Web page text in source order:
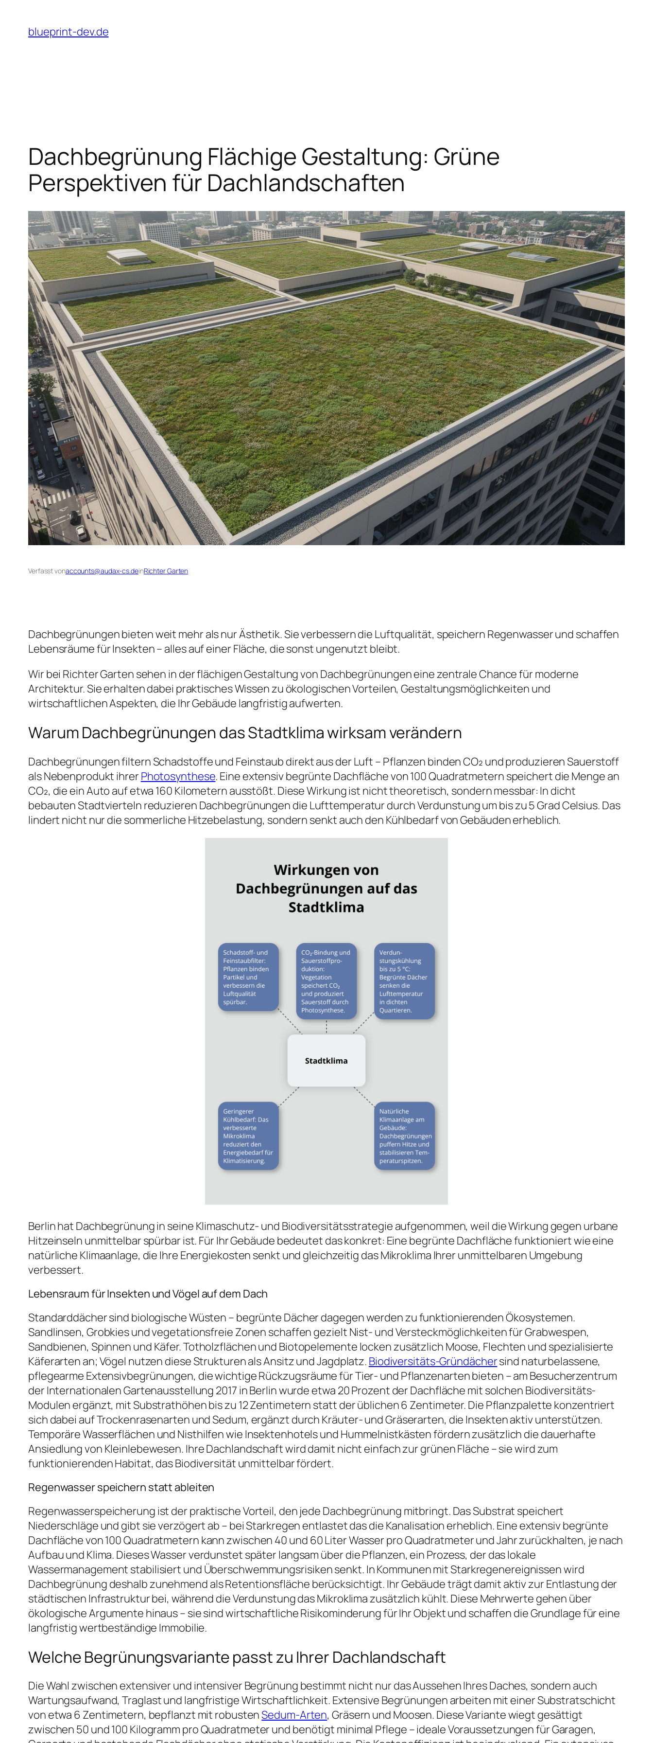
Inhalt
springen
blueprint-dev.de
Dachbegrünung Flächige Gestaltung: Grüne
Perspektiven für Dachlandschaften
Verfasst vonaccounts@audax-cs.deinRichter Garten
Dachbegrünungen bieten weit mehr als nur Ästhetik. Sie verbessern die Luftqualität, speichern Regenwasser und schaffen
Lebensräume für Insekten – alles auf einer Fläche, die sonst ungenutzt bleibt.
Wir bei Richter Garten sehen in der flächigen Gestaltung von Dachbegrünungen eine zentrale Chance für moderne
Architektur. Sie erhalten dabei praktisches Wissen zu ökologischen Vorteilen, Gestaltungsmöglichkeiten und
wirtschaftlichen Aspekten, die Ihr Gebäude langfristig aufwerten.
Warum Dachbegrünungen das Stadtklima wirksam verändern
Dachbegrünungen filtern Schadstoffe und Feinstaub direkt aus der Luft – Pflanzen binden CO₂ und produzieren Sauerstoff
als Nebenprodukt ihrer Photosynthese. Eine extensiv begrünte Dachfläche von 100 Quadratmetern speichert die Menge an
CO₂, die ein Auto auf etwa 160 Kilometern ausstößt. Diese Wirkung ist nicht theoretisch, sondern messbar: In dicht
bebauten Stadtvierteln reduzieren Dachbegrünungen die Lufttemperatur durch Verdunstung um bis zu 5 Grad Celsius. Das
lindert nicht nur die sommerliche Hitzebelastung, sondern senkt auch den Kühlbedarf von Gebäuden erheblich.
Berlin hat Dachbegrünung in seine Klimaschutz- und Biodiversitätsstrategie aufgenommen, weil die Wirkung gegen urbane
Hitzeinseln unmittelbar spürbar ist. Für Ihr Gebäude bedeutet das konkret: Eine begrünte Dachfläche funktioniert wie eine
natürliche Klimaanlage, die Ihre Energiekosten senkt und gleichzeitig das Mikroklima Ihrer unmittelbaren Umgebung
verbessert.
Lebensraum für Insekten und Vögel auf dem Dach
Standarddächer sind biologische Wüsten – begrünte Dächer dagegen werden zu funktionierenden Ökosystemen.
Sandlinsen, Grobkies und vegetationsfreie Zonen schaffen gezielt Nist- und Versteckmöglichkeiten für Grabwespen,
Sandbienen, Spinnen und Käfer. Totholzflächen und Biotopelemente locken zusätzlich Moose, Flechten und spezialisierte
Käferarten an; Vögel nutzen diese Strukturen als Ansitz und Jagdplatz. Biodiversitäts-Gründächersind naturbelassene,
pflegearme Extensivbegrünungen, die wichtige Rückzugsräume für Tier- und Pflanzenarten bieten – am Besucherzentrum
der Internationalen Gartenausstellung 2017 in Berlin wurde etwa 20 Prozent der Dachfläche mit solchen Biodiversitäts-
Modulen ergänzt, mit Substrathöhen bis zu 12 Zentimetern statt der üblichen 6 Zentimeter. Die Pflanzpalette konzentriert
sich dabei auf Trockenrasenarten und Sedum, ergänzt durch Kräuter- und Gräserarten, die Insekten aktiv unterstützen.
Temporäre Wasserflächen und Nisthilfen wie Insektenhotels und Hummelnistkästen fördern zusätzlich die dauerhafte
Ansiedlung von Kleinlebewesen. Ihre Dachlandschaft wird damit nicht einfach zur grünen Fläche – sie wird zum
funktionierenden Habitat, das Biodiversität unmittelbar fördert.
Regenwasser speichern statt ableiten
Regenwasserspeicherung ist der praktische Vorteil, den jede Dachbegrünung mitbringt. Das Substrat speichert
Niederschläge und gibt sie verzögert ab – bei Starkregen entlastet das die Kanalisation erheblich. Eine extensiv begrünte
Dachfläche von 100 Quadratmetern kann zwischen 40 und 60 Liter Wasser pro Quadratmeter und Jahr zurückhalten, je nach
Aufbau und Klima. Dieses Wasser verdunstet später langsam über die Pflanzen, ein Prozess, der das lokale
Wassermanagement stabilisiert und Überschwemmungsrisiken senkt. In Kommunen mit Starkregenereignissen wird
Dachbegrünung deshalb zunehmend als Retentionsfläche berücksichtigt. Ihr Gebäude trägt damit aktiv zur Entlastung der
städtischen Infrastruktur bei, während die Verdunstung das Mikroklima zusätzlich kühlt. Diese Mehrwerte gehen über
ökologische Argumente hinaus – sie sind wirtschaftliche Risikominderung für Ihr Objekt und schaffen die Grundlage für eine
langfristig wertbeständige Immobilie.
Welche Begrünungsvariante passt zu Ihrer Dachlandschaft
Die Wahl zwischen extensiver und intensiver Begrünung bestimmt nicht nur das Aussehen Ihres Daches, sondern auch
Wartungsaufwand, Traglast und langfristige Wirtschaftlichkeit. Extensive Begrünungen arbeiten mit einer Substratschicht
von etwa 6 Zentimetern, bepflanzt mit robustenSedum-Arten, Gräsern und Moosen. Diese Variante wiegt gesättigt
zwischen 50 und 100 Kilogramm pro Quadratmeter und benötigt minimal Pflege – ideale Voraussetzungen für Garagen,